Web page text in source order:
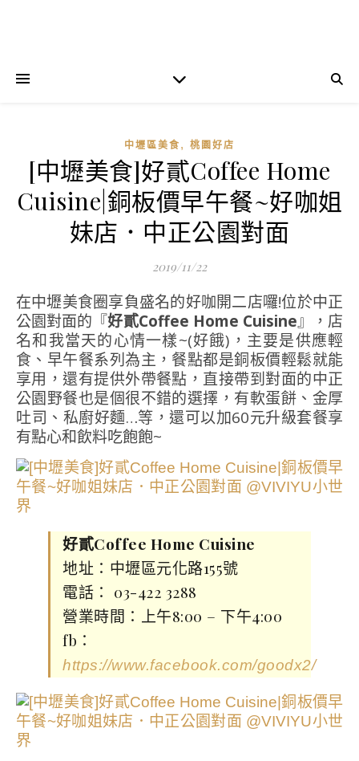
中壢區美食 , 桃園好店
[中壢美食]好貳Coffee Home
Cuisine|銅板價早午餐~好咖姐
妹店．中正公園對面
2019/11/22
在中壢美食圈享負盛名的好咖開二店囉!位於中正
公園對面的『好貳Coffee Home Cuisine』，店
名和我當天的心情一樣~(好餓)，主要是供應輕
食、早午餐系列為主，餐點都是銅板價輕鬆就能
享用，還有提供外帶餐點，直接帶到對面的中正
公園野餐也是個很不錯的選擇，有軟蛋餅、金厚
吐司、私廚好麵…等，還可以加60元升級套餐享
有點心和飲料吃飽飽~
好貳Coffee Home Cuisine
地址：中壢區元化路155號
電話： 03-422 3288
營業時間：上午8:00 – 下午4:00
fb：
https://www.facebook.com/goodx2/